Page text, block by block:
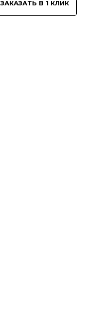
ЗАКАЗАТЬ В 1 КЛИК